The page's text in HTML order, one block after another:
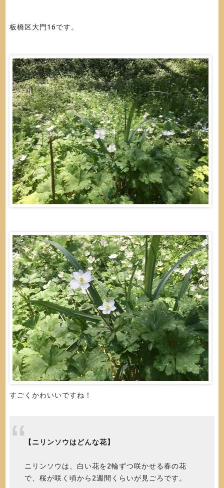
板橋区大門16です。
すごくかわいいですね！
【ニリンソウはどんな花】
ニリンソウは、白い花を2輪ずつ咲かせる春の花
で、桜が咲く頃から2週間くらいが見ごろです。